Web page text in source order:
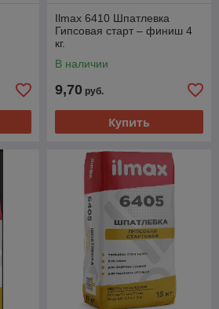
Ilmax 6410 Шпатлевка
Гипсовая старт – финиш 4
кг.
В наличии
9,70 руб.
Купить